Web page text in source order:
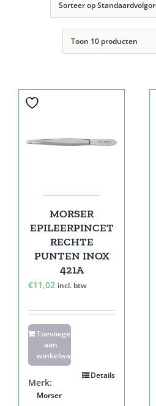
Sorteer op
Toon 10 producten
MORSER
EPILEERPINCET
RECHTE
PUNTEN INOX
421A
€11,02 incl. btw
Toevoegen
aan
winkelwagen
Details
Merk:
Morser